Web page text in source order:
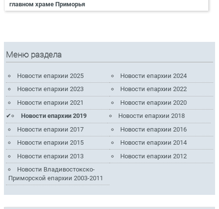
главном храме Приморья
Меню раздела
Новости епархии 2025
Новости епархии 2024
Новости епархии 2023
Новости епархии 2022
Новости епархии 2021
Новости епархии 2020
Новости епархии 2019
Новости епархии 2018
Новости епархии 2017
Новости епархии 2016
Новости епархии 2015
Новости епархии 2014
Новости епархии 2013
Новости епархии 2012
Новости Владивостокско-
Приморской епархии 2003-2011